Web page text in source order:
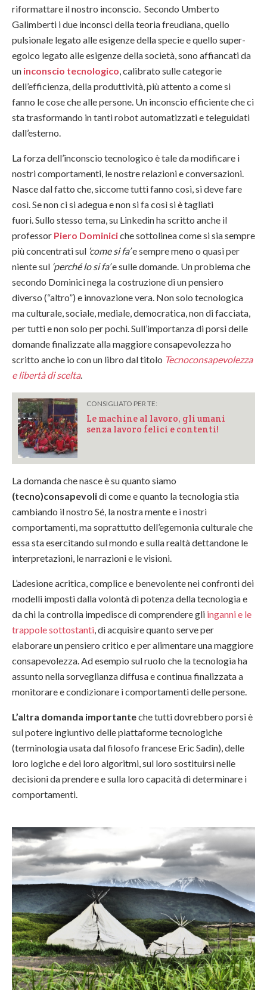
riformattare il nostro inconscio. Secondo Umberto
Galimberti i due inconsci della teoria freudiana, quello
pulsionale legato alle esigenze della specie e quello super-
egoico legato alle esigenze della società, sono affiancati da
un inconscio tecnologico, calibrato sulle categorie
dell’efficienza, della produttività, più attento a come si
fanno le cose che alle persone. Un inconscio efficiente che ci
sta trasformando in tanti robot automatizzati e teleguidati
dall’esterno.
La forza dell’inconscio tecnologico è tale da modificare i
nostri comportamenti, le nostre relazioni e conversazioni.
Nasce dal fatto che, siccome tutti fanno così, si deve fare
così. Se non ci si adegua e non si fa così si è tagliati
fuori. Sullo stesso tema, su Linkedin ha scritto anche il
professor Piero Dominiciche sottolinea come si sia sempre
più concentrati sul ‘come si fa’e sempre meno o quasi per
niente sul ‘perché lo si fa’e sulle domande. Un problema che
secondo Dominici nega la costruzione di un pensiero
diverso (“altro”) e innovazione vera. Non solo tecnologica
ma culturale, sociale, mediale, democratica, non di facciata,
per tutti e non solo per pochi. Sull’importanza di porsi delle
domande finalizzate alla maggiore consapevolezza ho
scritto anche io con un libro dal titolo Tecnoconsapevolezza
e libertà di scelta.
CONSIGLIATO PER TE:
Le machine al lavoro, gli umani
senza lavoro felici e contenti!
La domanda che nasce è su quanto siamo
(tecno)consapevolidi come e quanto la tecnologia stia
cambiando il nostro Sé, la nostra mente e i nostri
comportamenti, ma soprattutto dell’egemonia culturale che
essa sta esercitando sul mondo e sulla realtà dettandone le
interpretazioni, le narrazioni e le visioni.
L’adesione acritica, complice e benevolente nei confronti dei
modelli imposti dalla volontà di potenza della tecnologia e
da chi la controlla impedisce di comprendere gli inganni e le
trappole sottostanti, di acquisire quanto serve per
elaborare un pensiero critico e per alimentare una maggiore
consapevolezza. Ad esempio sul ruolo che la tecnologia ha
assunto nella sorveglianza diffusa e continua finalizzata a
monitorare e condizionare i comportamenti delle persone.
L’altra domanda importanteche tutti dovrebbero porsi è
sul potere ingiuntivo delle piattaforme tecnologiche
(terminologia usata dal filosofo francese Eric Sadin), delle
loro logiche e dei loro algoritmi, sul loro sostituirsi nelle
decisioni da prendere e sulla loro capacità di determinare i
comportamenti.